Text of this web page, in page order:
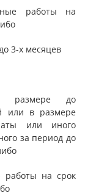
работы на
3-х месяцев
до
или в размере
или иного
за период до
работы на срок